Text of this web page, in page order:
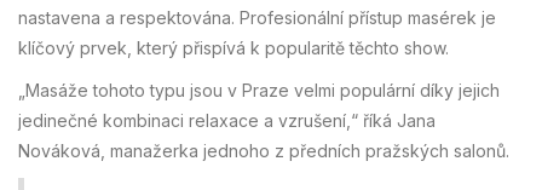
nastavena a respektována. Profesionální přístup masérek je
klíčový prvek, který přispívá k popularitě těchto show.
„Masáže tohoto typu jsou v Praze velmi populární díky jejich
jedinečné kombinaci relaxace a vzrušení,“ říká Jana
Nováková, manažerka jednoho z předních pražských salonů.